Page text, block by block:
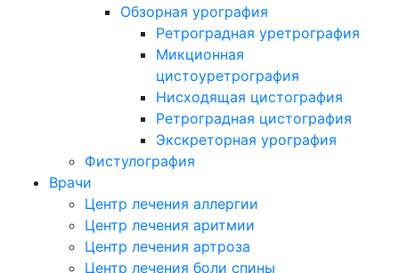
Обзорная урография
Ретроградная уретрография
Микционная
цистоуретрография
Нисходящая цистография
Ретроградная цистография
Экскреторная урография
Фистулография
Врачи
Центр лечения аллергии
Центр лечения аритмии
Центр лечения артроза
Центр лечения боли спины